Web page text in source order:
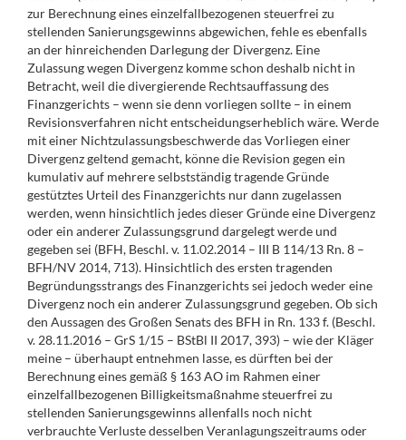
zur Berechnung eines einzelfallbezogenen steuerfrei zu
stellenden Sanierungsgewinns abgewichen, fehle es ebenfalls
an der hinreichenden Darlegung der Divergenz. Eine
Zulassung wegen Divergenz komme schon deshalb nicht in
Betracht, weil die divergierende Rechtsauffassung des
Finanzgerichts – wenn sie denn vorliegen sollte – in einem
Revisionsverfahren nicht entscheidungserheblich wäre. Werde
mit einer Nichtzulassungsbeschwerde das Vorliegen einer
Divergenz geltend gemacht, könne die Revision gegen ein
kumulativ auf mehrere selbstständig tragende Gründe
gestütztes Urteil des Finanzgerichts nur dann zugelassen
werden, wenn hinsichtlich jedes dieser Gründe eine Divergenz
oder ein anderer Zulassungsgrund dargelegt werde und
gegeben sei (BFH, Beschl. v. 11.02.2014 – III B 114/13 Rn. 8 –
BFH/NV 2014, 713). Hinsichtlich des ersten tragenden
Begründungsstrangs des Finanzgerichts sei jedoch weder eine
Divergenz noch ein anderer Zulassungsgrund gegeben. Ob sich
den Aussagen des Großen Senats des BFH in Rn. 133 f. (Beschl.
v. 28.11.2016 – GrS 1/15 – BStBl II 2017, 393) – wie der Kläger
meine – überhaupt entnehmen lasse, es dürften bei der
Berechnung eines gemäß § 163 AO im Rahmen einer
einzelfallbezogenen Billigkeitsmaßnahme steuerfrei zu
stellenden Sanierungsgewinns allenfalls noch nicht
verbrauchte Verluste desselben Veranlagungszeitraums oder